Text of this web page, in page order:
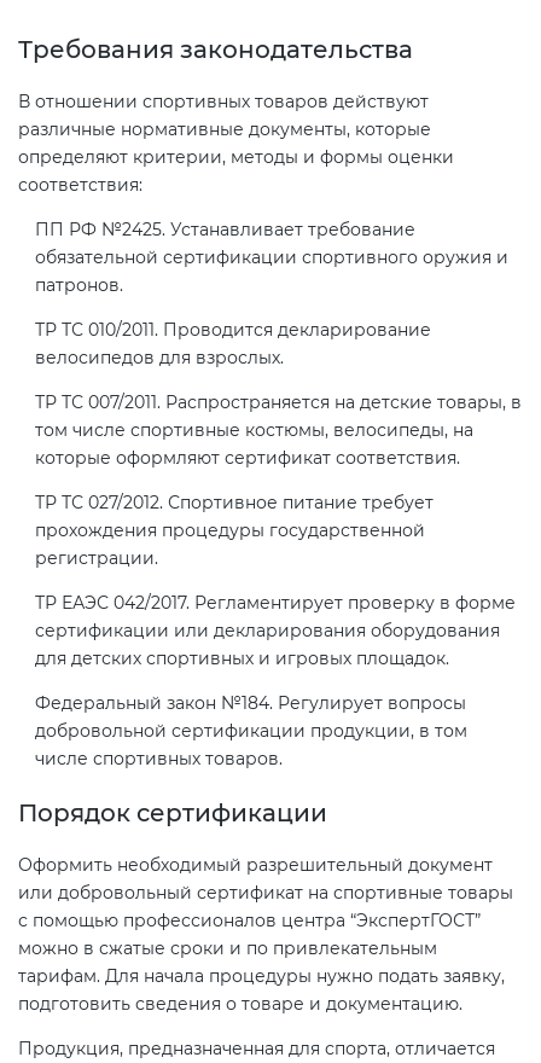
Требования законодательства
В отношении спортивных товаров действуют
различные нормативные документы, которые
определяют критерии, методы и формы оценки
соответствия:
ПП РФ №2425. Устанавливает требование
обязательной сертификации спортивного оружия и
патронов.
ТР ТС 010/2011. Проводится декларирование
велосипедов для взрослых.
ТР ТС 007/2011. Распространяется на детские товары, в
том числе спортивные костюмы, велосипеды, на
которые оформляют сертификат соответствия.
ТР ТС 027/2012. Спортивное питание требует
прохождения процедуры государственной
регистрации.
ТР ЕАЭС 042/2017. Регламентирует проверку в форме
сертификации или декларирования оборудования
для детских спортивных и игровых площадок.
Федеральный закон №184. Регулирует вопросы
добровольной сертификации продукции, в том
числе спортивных товаров.
Порядок сертификации
Оформить необходимый разрешительный документ
или добровольный сертификат на спортивные товары
с помощью профессионалов центра “ЭкспертГОСТ”
можно в сжатые сроки и по привлекательным
тарифам. Для начала процедуры нужно подать заявку,
подготовить сведения о товаре и документацию.
Продукция, предназначенная для спорта, отличается
Декларация ТР ТС
Декларирование косметики (ТР
ТС 009)
Декларирование оборудования
по схеме 5Д (ТР ТС 010)
Декларирование пищевой
продукции (ТР ТС 021)
Декларирование алкогольной
продукции (ТР ЕАЭС 047)
Декларирование
электромагнитной
совместимости (ТР ТС 020)
Сертификация детских товаров
(ТР ТС 007)
Сертификация товаров легкой
Сертификация промышленного
оборудования (ТР ТС 010)
Сертификация средств
индивидуальной защиты (ТР ТС
019)